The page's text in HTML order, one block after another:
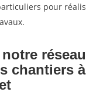
pour
chantiers à